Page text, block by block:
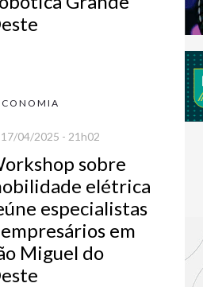
17/04/2025 - 21h02
sobre
elétrica
especialistas
em
Miguel do